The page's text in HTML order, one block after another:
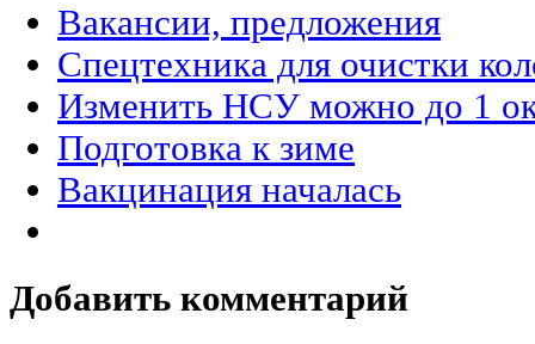
Вакансии, предложения
Спецтехника для очистки
Изменить НСУ можно до 1
Подготовка к зиме
Вакцинация началась
Добавить комментарий